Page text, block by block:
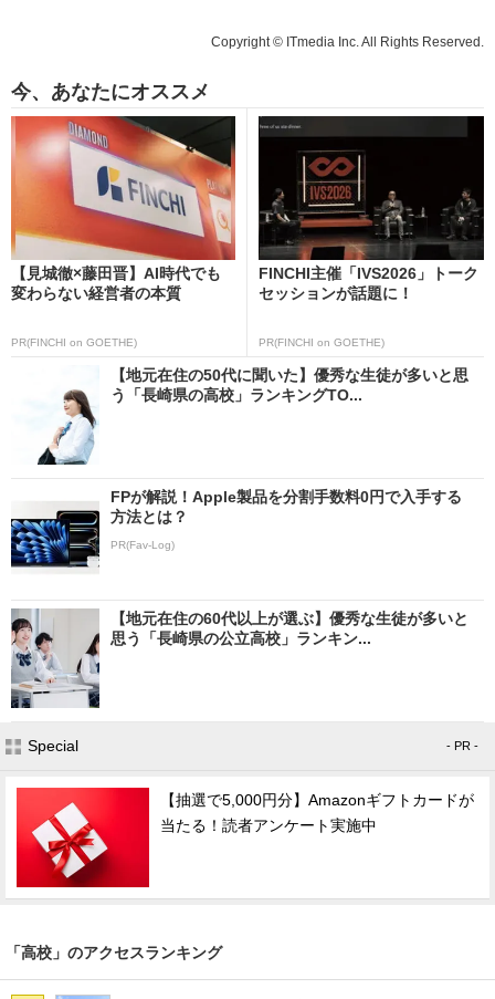
Copyright © ITmedia Inc. All Rights Reserved.
今、あなたにオススメ
【見城徹×藤田晋】AI時代でも
変わらない経営者の本質
PR(FINCHI on GOETHE)
FINCHI主催「IVS2026」トーク
セッションが話題に！
PR(FINCHI on GOETHE)
【地元在住の50代に聞いた】優秀な生徒が多いと思
う「長崎県の高校」ランキングTO...
FPが解説！Apple製品を分割手数料0円で入手する
方法とは？
PR(Fav-Log)
【地元在住の60代以上が選ぶ】優秀な生徒が多いと
思う「長崎県の公立高校」ランキン...
Special - PR -
【抽選で5,000円分】Amazonギフトカードが
当たる！読者アンケート実施中
「高校」のアクセスランキング